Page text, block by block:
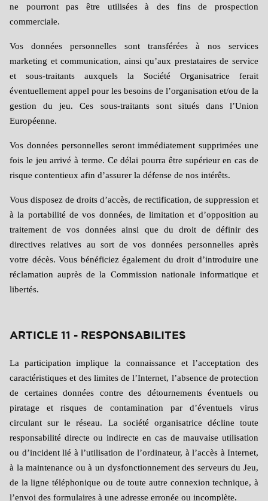
ne pourront pas être utilisées à des fins de prospection
commerciale.
Vos données personnelles sont transférées à nos services
marketing et communication, ainsi qu’aux prestataires de service
et sous-traitants auxquels la Société Organisatrice ferait
éventuellement appel pour les besoins de l’organisation et/ou de la
gestion du jeu. Ces sous-traitants sont situés dans l’Union
Européenne.
Vos données personnelles seront immédiatement supprimées une
fois le jeu arrivé à terme. Ce délai pourra être supérieur en cas de
risque contentieux afin d’assurer la défense de nos intérêts.
Vous disposez de droits d’accès, de rectification, de suppression et
à la portabilité de vos données, de limitation et d’opposition au
traitement de vos données ainsi que du droit de définir des
directives relatives au sort de vos données personnelles après
votre décès. Vous bénéficiez également du droit d’introduire une
réclamation auprès de la Commission nationale informatique et
libertés.
ARTICLE 11 - RESPONSABILITES
La participation implique la connaissance et l’acceptation des
caractéristiques et des limites de l’Internet, l’absence de protection
de certaines données contre des détournements éventuels ou
piratage et risques de contamination par d’éventuels virus
circulant sur le réseau. La société organisatrice décline toute
responsabilité directe ou indirecte en cas de mauvaise utilisation
ou d’incident lié à l’utilisation de l’ordinateur, à l’accès à Internet,
à la maintenance ou à un dysfonctionnement des serveurs du Jeu,
de la ligne téléphonique ou de toute autre connexion technique, à
l’envoi des formulaires à une adresse erronée ou incomplète.